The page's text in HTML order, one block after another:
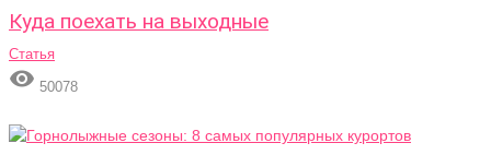
Куда поехать на выходные
Статья
 50078